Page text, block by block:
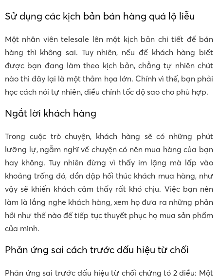
Sử dụng các kịch bản bán hàng quá lộ liễu
Một nhân viên telesale lên một kịch bản chi tiết để bán
hàng thì không sai. Tuy nhiên, nếu để khách hàng biết
được bạn đang làm theo kịch bản, chẳng tự nhiên chút
nào thì đây lại là một thảm họa lớn. Chính vì thế, bạn phải
học cách nói tự nhiên, điều chỉnh tốc độ sao cho phù hợp.
Ngắt lời khách hàng
Trong cuộc trò chuyện, khách hàng sẽ có những phút
lưỡng lự, ngẫm nghĩ về chuyện có nên mua hàng của bạn
hay không. Tuy nhiên đừng vì thấy im lặng mà lấp vào
khoảng trống đó, dồn dập hối thúc khách mua hàng, như
vậy sẽ khiến khách cảm thấy rất khó chịu. Việc bạn nên
làm là lắng nghe khách hàng, xem họ đưa ra những phản
hồi như thế nào để tiếp tục thuyết phục họ mua sản phẩm
của mình.
Phản ứng sai cách trước dấu hiệu từ chối
Phản ứng sai trước dấu hiệu từ chối chứng tỏ 2 điều: Một